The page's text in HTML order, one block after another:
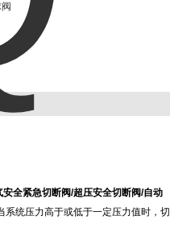
、操作、维护均较为简便。
全紧急切断阀/超压安全切断阀/自动
系统压力高于或低于一定压力值时，切